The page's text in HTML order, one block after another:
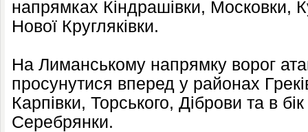
напрямках Кіндрашівки, Московки,
Нової Кругляківки.
На Лиманському напрямку ворог
просунутися вперед у районах
Карпівки, Торського, Діброви та в
Серебрянки.